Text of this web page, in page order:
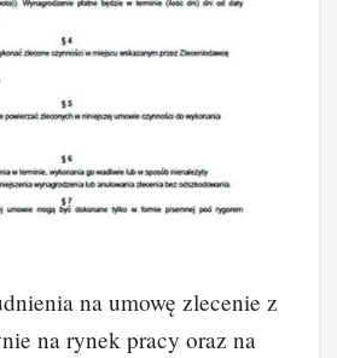
na umowę zlecenie z
na rynek pracy oraz na